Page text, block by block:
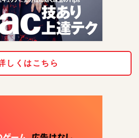
しくはこちら